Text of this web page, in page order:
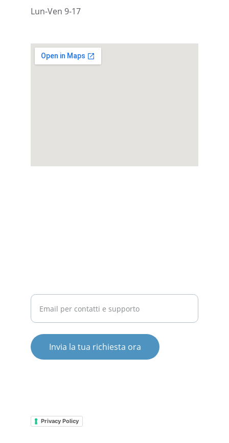
Lun-Ven 9-17
Invia la tua richiesta ora